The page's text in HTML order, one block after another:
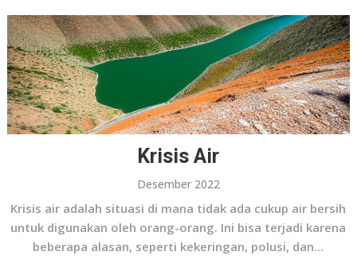
Krisis Air
Desember 2022
Krisis air adalah situasi di mana tidak ada cukup air bersih
untuk digunakan oleh orang-orang. Ini bisa terjadi karena
beberapa alasan, seperti kekeringan, polusi, dan...